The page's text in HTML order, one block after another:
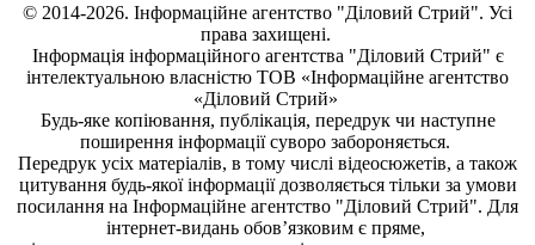
© 2014-2026. Інформаційне агентство "Діловий Стрий". Усі
права захищені.
Інформація інформаційного агентства "Діловий Стрий" є
інтелектуальною власністю ТОВ «Інформаційне агентство
«Діловий Стрий»
Будь-яке копiювання, публiкацiя, передрук чи наступне
поширення iнформацiї суворо забороняється.
Передрук усіх матеріалів, в тому числі відеосюжетів, а також
цитування будь-якої інформації дозволяється тільки за умови
посилання на Інформаційне агентство "Діловий Стрий". Для
інтернет-видань обов’язковим є пряме,